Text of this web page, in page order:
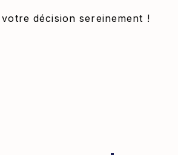
décision sereinement !